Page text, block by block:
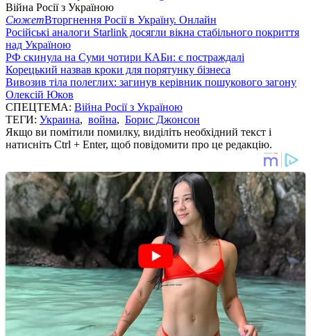
Війна Росії з Україною
СюжетВторгнення Росії в Україну. Онлайн
Російські аналоги Starlink досягли вікна стабільного покриття
над Україною
РФ скинула на Суми чотири КАБи: є постраждалі
Корецький назвав кроки для порятунку бізнеса
Вивозив тіла полеглих: загинув керівник пошукового загону
Олексій Юков
СПЕЦТЕМА: Війна Росії з Україною
ТЕГИ: Украина, война, Борис Джонсон
Якщо ви помітили помилку, виділіть необхідний текст і
натисніть Ctrl + Enter, щоб повідомити про це редакцію.